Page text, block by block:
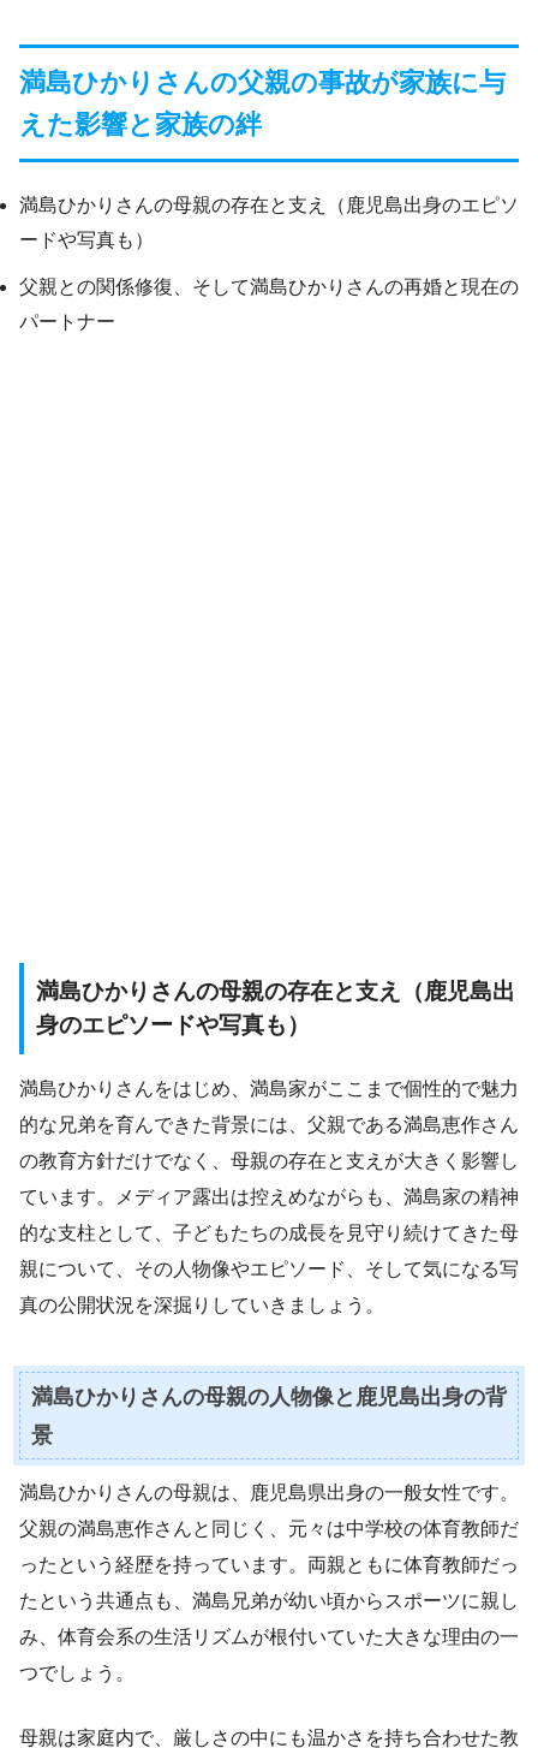
満島ひかりさんの父親の事故が家族に与
えた影響と家族の絆
満島ひかりさんの母親の存在と支え（鹿児島出身のエピソ
ードや写真も）
父親との関係修復、そして満島ひかりさんの再婚と現在の
パートナー
満島ひかりさんの母親の存在と支え（鹿児島出
身のエピソードや写真も）
満島ひかりさんをはじめ、満島家がここまで個性的で魅力
的な兄弟を育んできた背景には、父親である満島恵作さん
の教育方針だけでなく、母親の存在と支えが大きく影響し
ています。メディア露出は控えめながらも、満島家の精神
的な支柱として、子どもたちの成長を見守り続けてきた母
親について、その人物像やエピソード、そして気になる写
真の公開状況を深掘りしていきましょう。
満島ひかりさんの母親の人物像と鹿児島出身の背
景
満島ひかりさんの母親は、鹿児島県出身の一般女性です。
父親の満島恵作さんと同じく、元々は中学校の体育教師だ
ったという経歴を持っています。両親ともに体育教師だっ
たという共通点も、満島兄弟が幼い頃からスポーツに親し
み、体育会系の生活リズムが根付いていた大きな理由の一
つでしょう。
母親は家庭内で、厳しさの中にも温かさを持ち合わせた教